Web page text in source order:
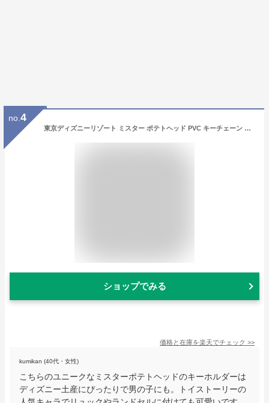
no. 4
東京ディズニーリゾート ミスター ポテトヘッド PVC キーチェーン トイストーリー ディズニー 通販 おみやげ お土産 無料ギフトラッピング TDR ディズニーランド ディズニーシー キーホルダー トイ・ストーリー
ショップでみる
価格と在庫を楽天でチェック >>
kumikan (40代・女性)
こちらのユニークなミスターポテトヘッドのキーホルダーは
ディズニー土産にぴったりで男の子にも。トイストーリーの